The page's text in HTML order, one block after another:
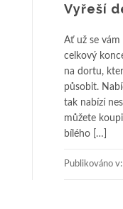
Vyřeší
Ať už se
celkový
na dortu,
působit.
tak nabízí
můžete
bílého […]
Publikováno